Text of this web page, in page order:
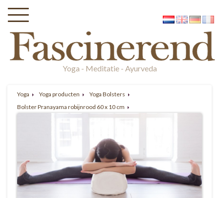
Yoga - Meditatie - Ayurveda
Yoga Yoga producten
Yoga Bolsters
Bolster Pranayama robijnrood 60 x 10 cm